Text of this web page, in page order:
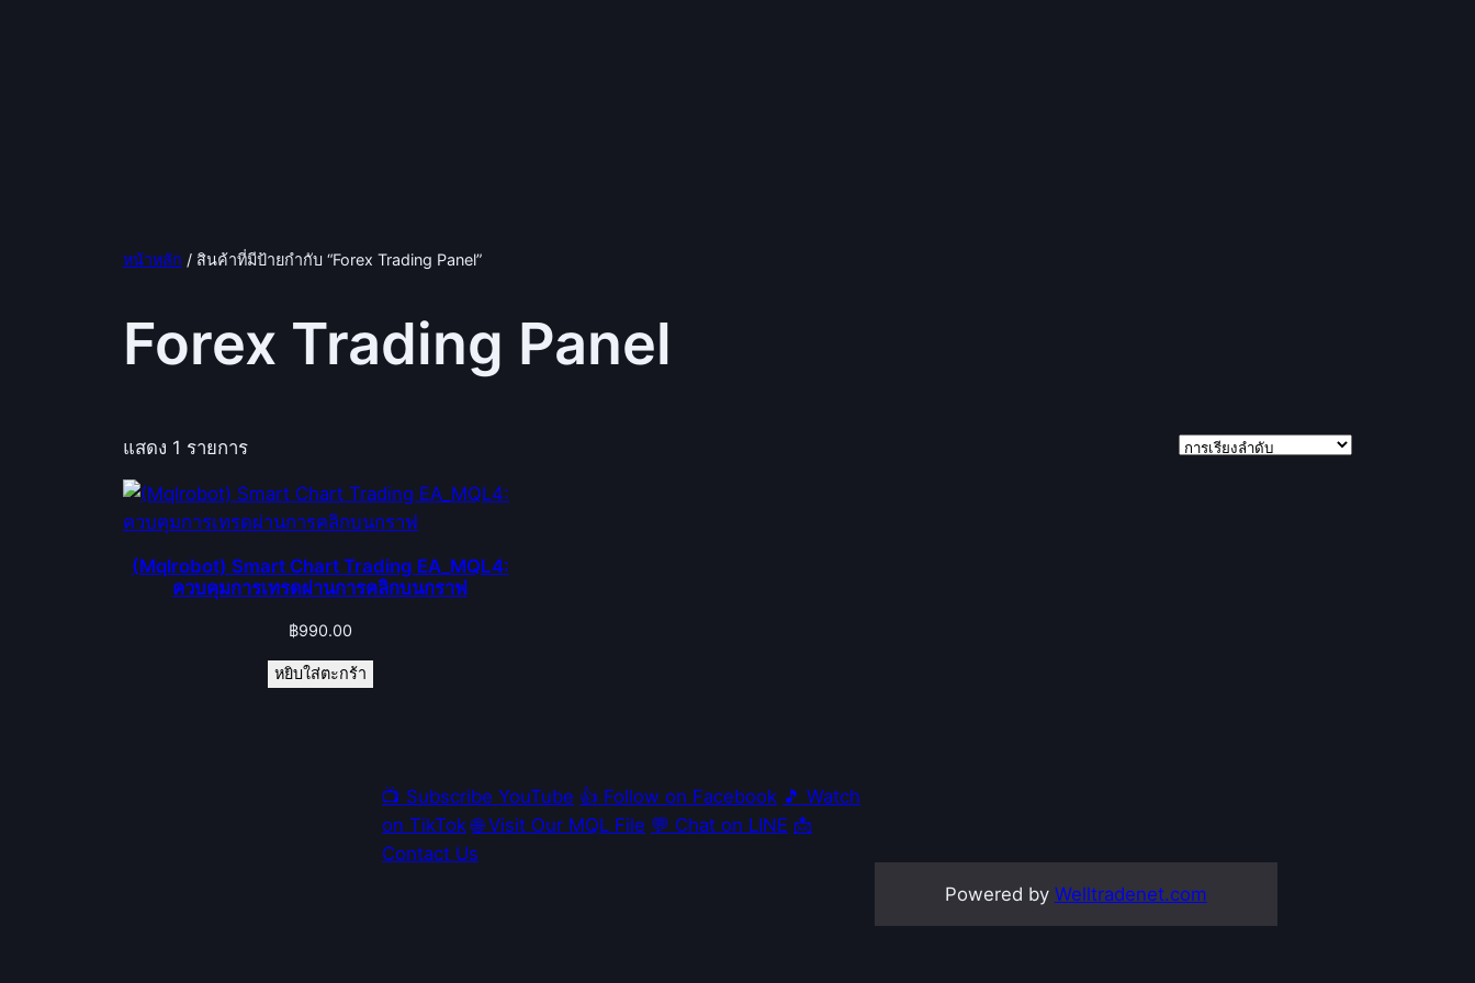
หน้าหลัก / สินค้าที่มีป้ายกำกับ “Forex Trading Panel”
Forex Trading Panel
แสดง 1 รายการ
(Mqlrobot) Smart Chart Trading EA_MQL4:
ควบคุมการเทรดผ่านการคลิกบนกราฟ
฿990.00
หยิบใส่ตะกร้า
📺 Subscribe YouTube 👍 Follow on Facebook 🎵 Watch
on TikTok 🌐 Visit Our MQL File 💬 Chat on LINE 📩
Contact Us
Powered by Welltradenet.com